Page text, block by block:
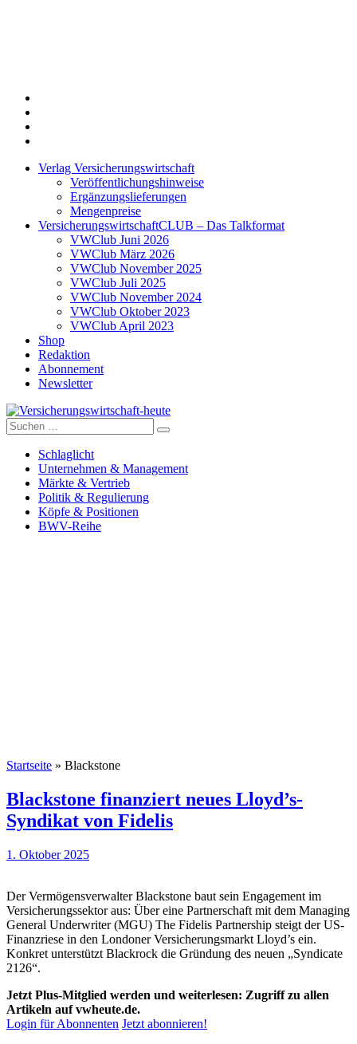
Verlag Versicherungswirtschaft
Veröffentlichungshinweise
Ergänzungslieferungen
Mengenpreise
VersicherungswirtschaftCLUB – Das Talkformat
VWClub Juni 2026
VWClub März 2026
VWClub November 2025
VWClub Juli 2025
VWClub November 2024
VWClub Oktober 2023
VWClub April 2023
Shop
Redaktion
Abonnement
Newsletter
Versicherungswirtschaft-heute
Suche
nach:
Schlaglicht
Unternehmen & Management
Märkte & Vertrieb
Politik & Regulierung
Köpfe & Positionen
BWV-Reihe
Startseite » Blackstone
Blackstone finanziert neues Lloyd’s-
Syndikat von Fidelis
1. Oktober 2025
Der Vermögensverwalter Blackstone baut sein Engagement im
Versicherungssektor aus: Über eine Partnerschaft mit dem Managing
General Underwriter (MGU) The Fidelis Partnership steigt der US-
Finanzriese in den Londoner Versicherungsmarkt Lloyd’s ein.
Konkret unterstützt Blackrock die Gründung des neuen „Syndicate
2126“.
Jetzt Plus-Mitglied werden und weiterlesen: Zugriff zu allen
Artikeln auf vwheute.de.
Login für Abonnenten Jetzt abonnieren!